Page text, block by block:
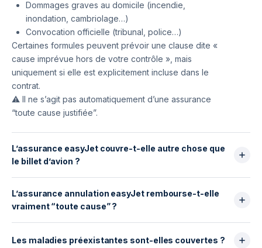
Dommages graves au domicile (incendie,
inondation, cambriolage…)
Convocation officielle (tribunal, police…)
Certaines formules peuvent prévoir une clause dite «
cause imprévue hors de votre contrôle », mais
uniquement si elle est explicitement incluse dans le
contrat.
⚠️ Il ne s’agit pas automatiquement d’une assurance
“toute cause justifiée”.
L’assurance easyJet couvre-t-elle autre chose que
le billet d’avion ?
Oui, mais dans un cadre limité.
Elle peut couvrir :
Le billet d’avion easyJet
Certains frais annexes prépayés liés au vol
(bagages, siège, embarquement prioritaire)
L’assurance annulation easyJet rembourse-t-elle
vraiment “toute cause” ?
Non.
D’après les conditions contractuelles, la garantie
Les maladies préexistantes sont-elles couvertes ?